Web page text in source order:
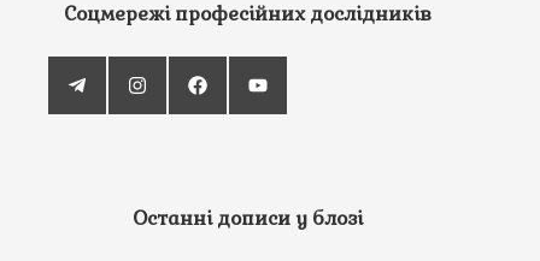
Соцмережі професійних дослідників
Останні дописи у блозі